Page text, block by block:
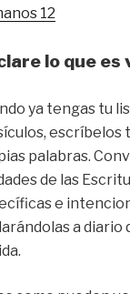
12
lo que es
ya tengas tu
escríbelos
palabras.
de las
e
a diario